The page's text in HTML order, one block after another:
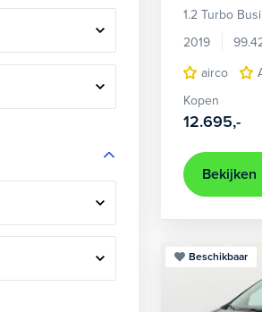
1.2 Turbo
2019
airco
Kopen
12.695,-
Bekijken
Beschikbaar